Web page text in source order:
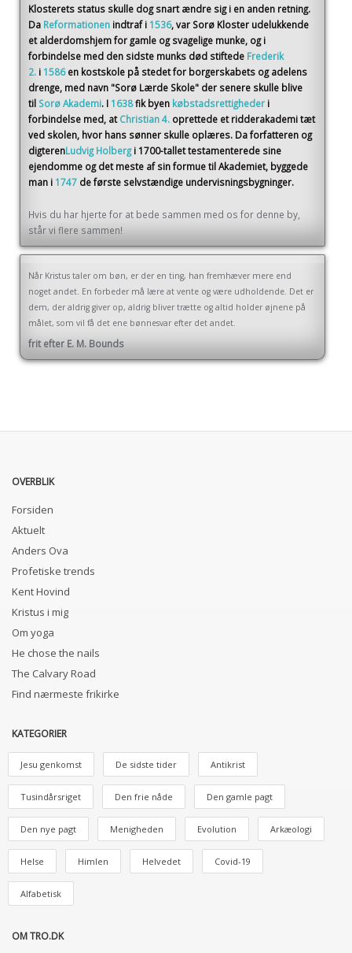
Klosterets status skulle dog snart ændre sig i en anden retning.
Da Reformationen indtraf i 1536, var Sorø Kloster udelukkende
et alderdomshjem for gamle og svagelige munke, og i
forbindelse med den sidste munks død stiftede Frederik
2. i 1586 en kostskole på stedet for borgerskabets og adelens
drenge, med navn "Sorø Lærde Skole" der senere skulle blive
til Sorø Akademi. I 1638fik byen købstadsrettigheder i
forbindelse med, at Christian 4. oprettede et ridderakademi tæt
ved skolen, hvor hans sønner skulle oplæres. Da forfatteren og
digterenLudvig Holberg i 1700-tallet testamenterede sine
ejendomme og det meste af sin formue til Akademiet, byggede
man i 1747 de første selvstændige undervisningsbygninger.
Hvis du har hjerte for at bede sammen med os for denne by,
står vi flere sammen!
Når Kristus taler om bøn, er der en ting, han fremhæver mere end
noget andet. En forbeder må lære at vente og være udholdende. Det er
dem, der aldrig giver op, aldrig bliver trætte og altid holder øjnene på
målet, som vil få det ene bønnesvar efter det andet.
frit efter E. M. Bounds
OVERBLIK
Forsiden
Aktuelt
Anders Ova
Profetiske trends
Kent Hovind
Kristus i mig
Om yoga
He chose the nails
The Calvary Road
Find nærmeste frikirke
KATEGORIER
Jesu genkomst De sidste tider Antikrist
Tusindårsriget Den frie nåde Den gamle pagt
Den nye pagt Menigheden Evolution Arkæologi
Helse Himlen Helvedet Covid-19
Alfabetisk
OM TRO.DK